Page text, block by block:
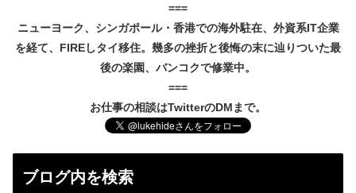
===
ニューヨーク、シンガポール・香港での海外駐在、外資系IT企業
を経て、FIREしタイ移住。幾多の挫折と後悔の末に辿りついた最
後の楽園、バンコクで修業中。
===
お仕事の相談はTwitterのDMまで。
ブログ内を検索